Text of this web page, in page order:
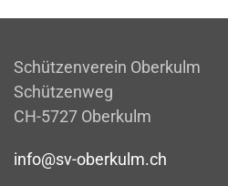
Schützenverein Oberkulm
Schützenweg
CH-5727 Oberkulm
info@sv-oberkulm.ch